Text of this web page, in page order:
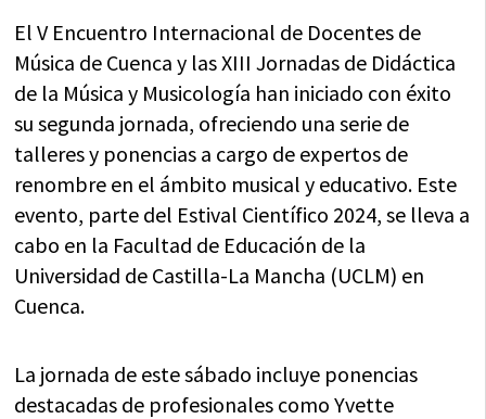
(Twitter)
El V Encuentro Internacional de Docentes de
Música de Cuenca y las XIII Jornadas de Didáctica
de la Música y Musicología han iniciado con éxito
su segunda jornada, ofreciendo una serie de
talleres y ponencias a cargo de expertos de
renombre en el ámbito musical y educativo. Este
evento, parte del Estival Científico 2024, se lleva a
cabo en la Facultad de Educación de la
Universidad de Castilla-La Mancha (UCLM) en
Cuenca.
La jornada de este sábado incluye ponencias
destacadas de profesionales como Yvette